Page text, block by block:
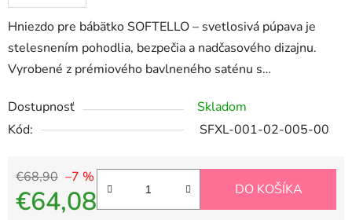
Hniezdo pre bábätko SOFTELLO – svetlosivá púpava je
stelesnením pohodlia, bezpečia a nadčasového dizajnu.
Vyrobené z prémiového bavlneného saténu s…
Dostupnosť
Skladom
Kód:
SFXL-001-02-005-00
€68,90 –7 %
€64,08 DO KOŠÍKA